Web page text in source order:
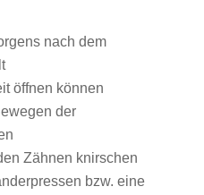
nach dem
öffnen können
der
Zähnen knirschen
bzw. eine